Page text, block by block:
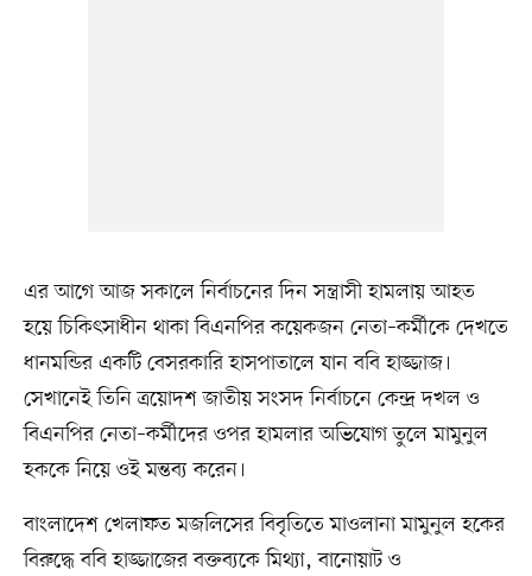
এর আগে আজ সকালে নির্বাচনের দিন সন্ত্রাসী হামলায় আহত
হয়ে চিকিৎসাধীন থাকা বিএনপির কয়েকজন নেতা–কর্মীকে দেখতে
ধানমন্ডির একটি বেসরকারি হাসপাতালে যান ববি হাজ্জাজ।
সেখানেই তিনি ত্রয়োদশ জাতীয় সংসদ নির্বাচনে কেন্দ্র দখল ও
বিএনপির নেতা–কর্মীদের ওপর হামলার অভিযোগ তুলে মামুনুল
হককে নিয়ে ওই মন্তব্য করেন।
বাংলাদেশ খেলাফত মজলিসের বিবৃতিতে মাওলানা মামুনুল হকের
বিরুদ্ধে ববি হাজ্জাজের বক্তব্যকে মিথ্যা, বানোয়াট ও